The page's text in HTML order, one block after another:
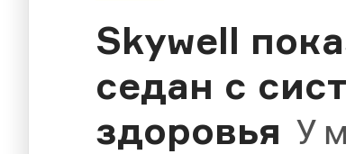
Skywell
седан с
здоровья У